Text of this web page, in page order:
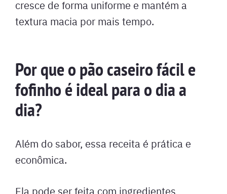
cresce de forma uniforme e mantém a
textura macia por mais tempo.
Por que o pão caseiro fácil e
fofinho é ideal para o dia a
dia?
Além do sabor, essa receita é prática e
econômica.
Ela pode ser feita com ingredientes